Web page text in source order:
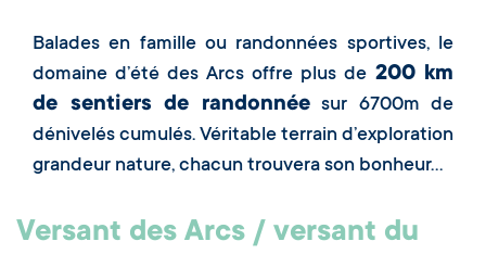
Balades en famille ou randonnées sportives, le
domaine d’été des Arcs offre plus de 200 km
de sentiers de randonnéesur 6700m de
dénivelés cumulés. Véritable terrain d’exploration
grandeur nature, chacun trouvera son bonheur…
Versant des Arcs / versant du